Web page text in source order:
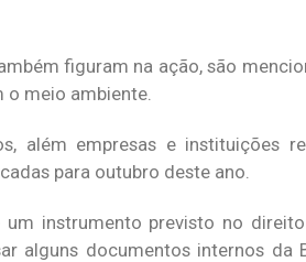
figuram na ação, são
o meio ambiente.
além empresas e instituições
para outubro deste ano.
instrumento previsto no
alguns documentos internos da